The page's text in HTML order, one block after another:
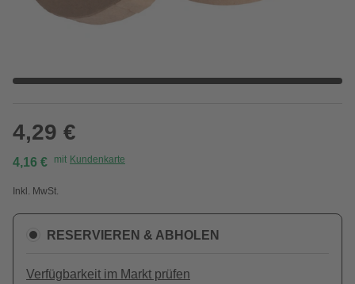
4,29 €
4,16 € mit Kundenkarte
Inkl. MwSt.
RESERVIEREN & ABHOLEN
Verfügbarkeit im Markt prüfen